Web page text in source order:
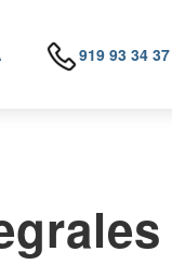
919 93 34 37